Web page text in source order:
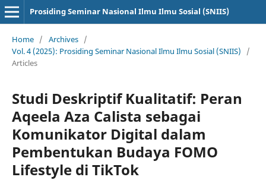
Prosiding Seminar Nasional Ilmu Ilmu Sosial (SNIIS)
Home / Archives /
Vol. 4 (2025): Prosiding Seminar Nasional Ilmu Ilmu Sosial (SNIIS)
/
Articles
Studi Deskriptif Kualitatif: Peran
Aqeela Aza Calista sebagai
Komunikator Digital dalam
Pembentukan Budaya FOMO
Lifestyle di TikTok